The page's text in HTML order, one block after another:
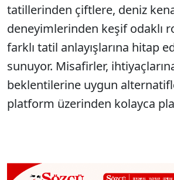
tatillerinden çiftlere, deniz
deneyimlerinden keşif odaklı
farklı tatil anlayışlarına hitap
sunuyor. Misafirler,
beklentilerine uygun
platform üzerinden kolayca